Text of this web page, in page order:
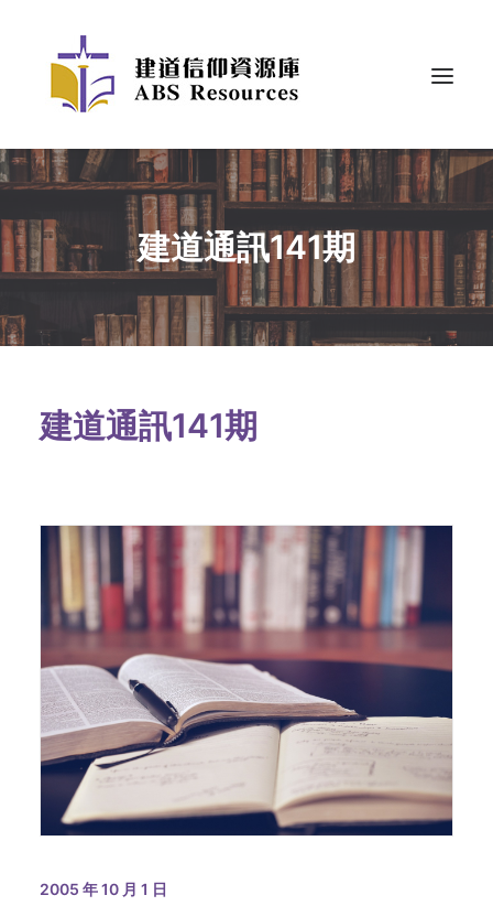
建道通訊141期
建道通訊141期
2005 年 10 月 1 日